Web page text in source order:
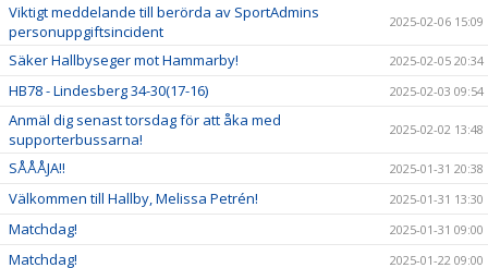
Viktigt meddelande till berörda av SportAdmins
personuppgiftsincident
2025-02-06 15:09
Säker Hallbyseger mot Hammarby! 2025-02-05 20:34
HB78 - Lindesberg 34-30(17-16) 2025-02-03 09:54
Anmäl dig senast torsdag för att åka med
supporterbussarna!
2025-02-02 13:48
SÅÅÅJA!! 2025-01-31 20:38
Välkommen till Hallby, Melissa Petrén! 2025-01-31 13:30
Matchdag! 2025-01-31 09:00
Matchdag! 2025-01-22 09:00